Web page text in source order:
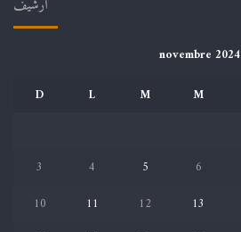
أرشيف
novembre 2024
D
L M M
3
4 5 6
10
11 12 13